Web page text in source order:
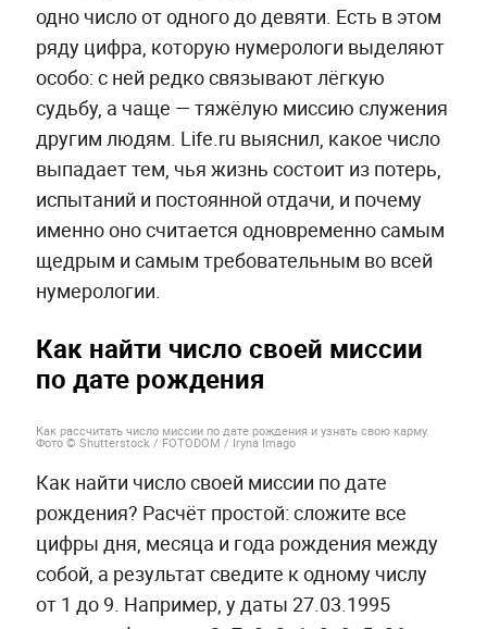
одно число от одного до девяти. Есть в этом
ряду цифра, которую нумерологи выделяют
особо: с ней редко связывают лёгкую
судьбу, а чаще — тяжёлую миссию служения
другим людям. Life.ru выяснил, какое число
выпадает тем, чья жизнь состоит из потерь,
испытаний и постоянной отдачи, и почему
именно оно считается одновременно самым
щедрым и самым требовательным во всей
нумерологии.
Как найти число своей миссии
по дате рождения
Как рассчитать число миссии по дате рождения и узнать свою карму.
Фото © Shutterstock / FOTODOM / Iryna Imago
Как найти число своей миссии по дате
рождения? Расчёт простой: сложите все
цифры дня, месяца и года рождения между
собой, а результат сведите к одному числу
от 1 до 9. Например, у даты 27.03.1995